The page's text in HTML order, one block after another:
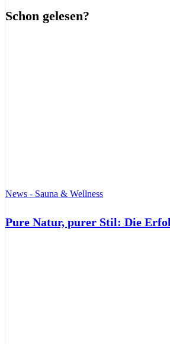
Schon gelesen?
News - Sauna & Wellness
Pure Natur, purer Stil: Die